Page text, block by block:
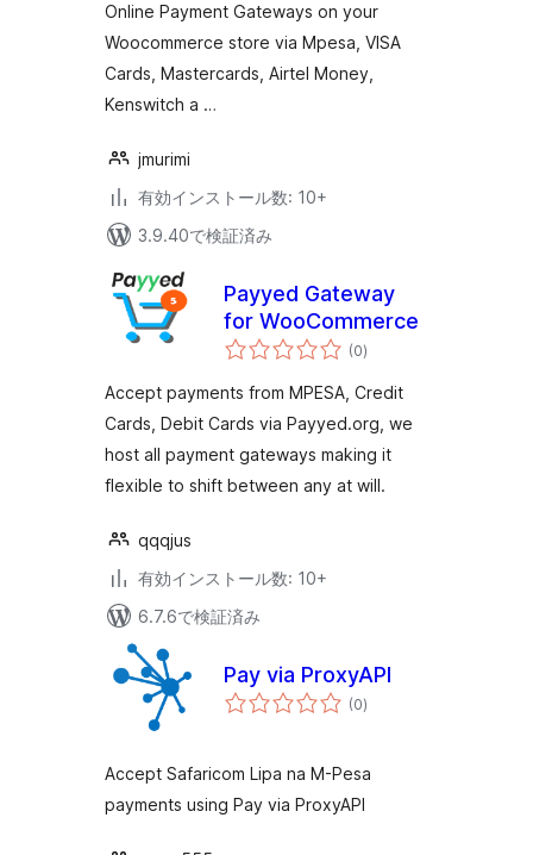
Online Payment Gateways on your
Woocommerce store via Mpesa, VISA
Cards, Mastercards, Airtel Money,
Kenswitch a …
jmurimi
有効インストール数: 10+
3.9.40で検証済み
Payyed Gateway
for WooCommerce
(0個
の
価
)
Accept payments from MPESA, Credit
Cards, Debit Cards via Payyed.org, we
host all payment gateways making it
flexible to shift between any at will.
qqqjus
有効インストール数: 10+
6.7.6で検証済み
Pay via ProxyAPI
(0個
の)
Accept Safaricom Lipa na M-Pesa
payments using Pay via ProxyAPI